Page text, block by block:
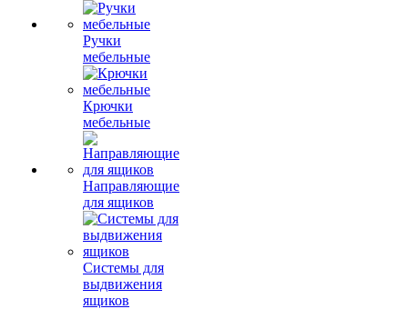
Ручки
мебельные
Крючки
мебельные
Направляющие
для ящиков
Системы для
выдвижения
ящиков